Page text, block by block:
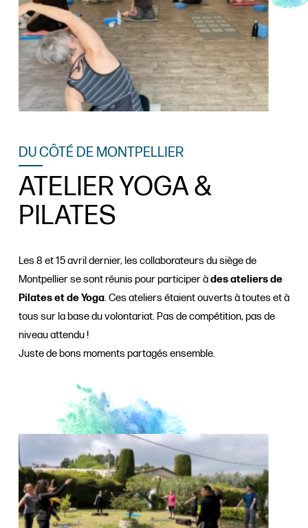
DU CÔTÉ DE MONTPELLIER
ATELIER YOGA &
PILATES
Les 8 et 15 avril dernier, les collaborateurs du siège de
Montpellier se sont réunis pour participer àdes ateliers de
Pilates et de Yoga. Ces ateliers étaient ouverts à toutes et à
tous sur la base du volontariat. Pas de compétition, pas de
niveau attendu !
Juste de bons moments partagés ensemble.